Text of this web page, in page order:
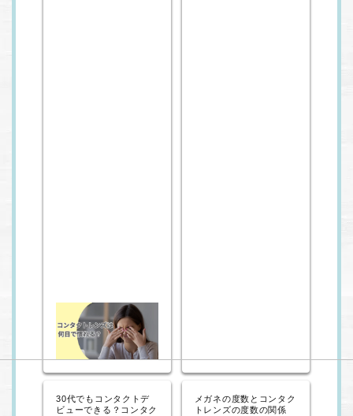
30代でもコンタクトデ
ビューできる？コンタク
メガネの度数とコンタク
トレンズの度数の関係